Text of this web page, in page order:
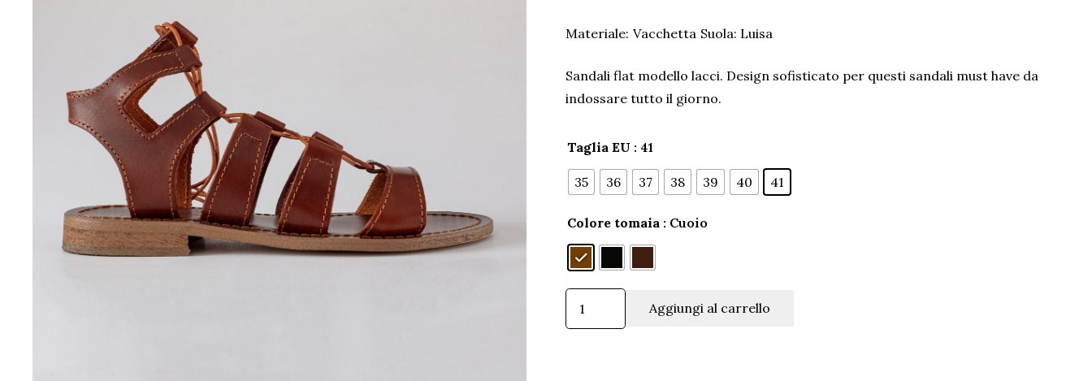
Materiale: Vacchetta Suola: Luisa
Sandali flat modello lacci. Design sofisticato per questi sandali must have da
indossare tutto il giorno.
Taglia EU : 41
35 36 37 38 39 40 41
Colore tomaia : Cuoio
348
Aggiungi al carrello